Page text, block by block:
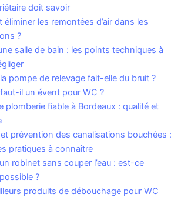
doit savoir
éliminer les remontées d’air dans les
?
salle de bain : les points techniques à
pompe de relevage fait-elle du bruit ?
il un évent pour WC ?
plomberie fiable à Bordeaux : qualité et
prévention des canalisations bouchées :
pratiques à connaître
robinet sans couper l’eau : est-ce
?
produits de débouchage pour WC